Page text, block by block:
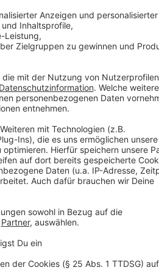
der Vorinstanzen in Niedersachsen
der Mitglieder von
sowie der Größe und
des Bundesarbeitsgerichts
sie einander vertrauen durften.
Bollwerk
Niedersachsen habe es krasse
Art Festung, ein Bollwerk, in dem